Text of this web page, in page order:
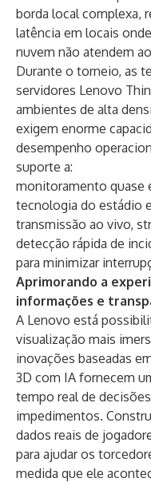
borda local complexa,
latência em locais
nuvem não atendem
Durante o torneio, as
servidores Lenovo
ambientes de alta
exigem enorme
desempenho
suporte a:
monitoramento quase
tecnologia do estádio
transmissão ao vivo,
detecção rápida de
para minimizar
Aprimorando a
informações e
A Lenovo está
visualização mais
inovações baseadas
3D com IA fornecem
tempo real de
impedimentos.
dados reais de
para ajudar os
medida que ele